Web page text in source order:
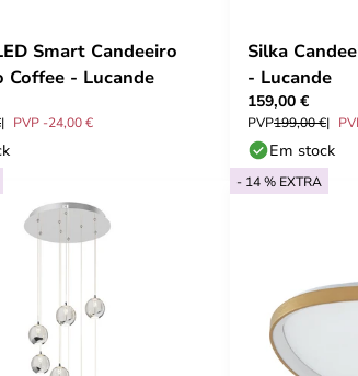
Smart Candeeiro
Coffee - Lucande
PVP -24,00 €
Silka
- Lucande
159,00 €
PVP199,00 €
Em stock
- 14 % EXTRA